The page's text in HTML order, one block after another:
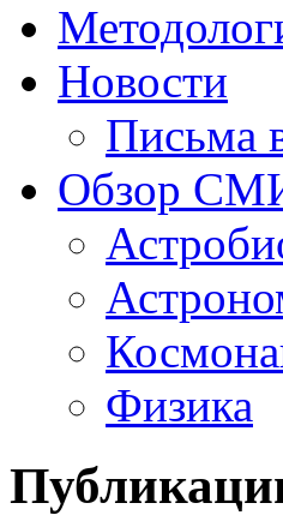
Новости
Письма
Обзор
Физика